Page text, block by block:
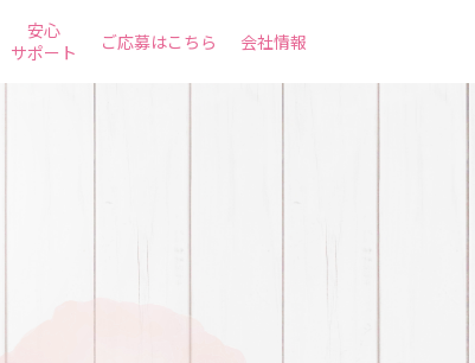
安心
サポート
ご応募はこちら 会社情報